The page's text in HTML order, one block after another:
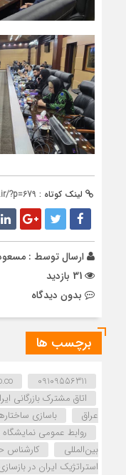
لینک کوتاه : ?p=679
ارسال توسط :
بدون دیدگاه
برچسب ها
09109556311
اتاق مشترک بازرگانی
عراق
باسازی
روابط عمومی نمایشگاه
بین‌المللی
کارشناس
استراتژیک ایران در